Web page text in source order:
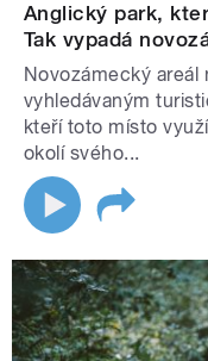
Anglický park,
Tak vypadá
Novozámecký areál
vyhledávaným
kteří toto místo
okolí svého...